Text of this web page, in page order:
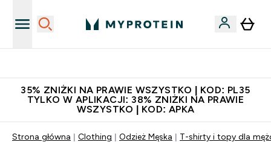
35% ZNIŻKI NA PRAWIE WSZYSTKO | KOD: PL35
TYLKO W APLIKACJI: 38% ZNIŻKI NA PRAWIE
WSZYSTKO | KOD: APKA
Strona główna Clothing Odzież Męska T-shirty i topy dla